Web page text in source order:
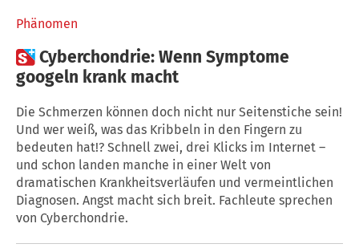
Phänomen
Cyberchondrie: Wenn Symptome
googeln krank macht
Die Schmerzen können doch nicht nur Seitenstiche sein!
Und wer weiß, was das Kribbeln in den Fingern zu
bedeuten hat!? Schnell zwei, drei Klicks im Internet –
und schon landen manche in einer Welt von
dramatischen Krankheitsverläufen und vermeintlichen
Diagnosen. Angst macht sich breit. Fachleute sprechen
von Cyberchondrie.